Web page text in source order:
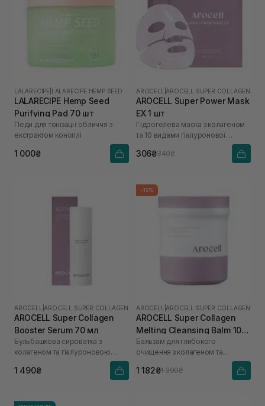
LALARECIPE LALARECIPE HEMP SEED
LALARECIPE Hemp Seed
Purifying Pad 70 шт
Педи для тонізації обличчя з
екстрактом коноплі
1 000₴
AROCELL AROCELL SUPER COLLAGEN
AROCELL Super Power Mask
EX 1 шт
Гідрогелева маска з колагеном
та 10 видами гіалуронової
306₴340₴
AROCELL AROCELL SUPER COLLAGEN
AROCELL Super Collagen
Booster Serum 70 мл
Бульбашкова сироватка з
колагеном та гіалуроновою
1 490₴
-15%
AROCELL AROCELL SUPER COLLAGEN
AROCELL Super Collagen
Melting Cleansing Balm 100
г
Бальзам для глибокого
очищення з колагеном та
1 182₴1 390₴